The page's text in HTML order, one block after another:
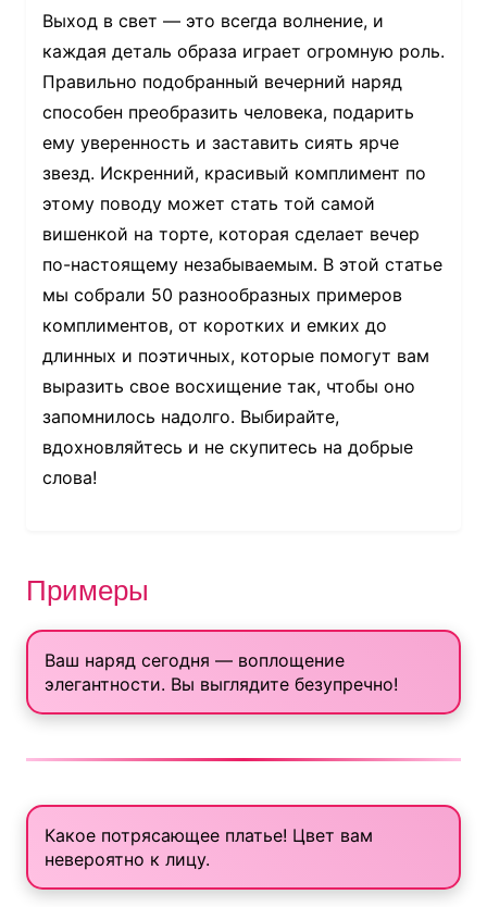
Выход в свет — это всегда волнение, и
каждая деталь образа играет огромную роль.
Правильно подобранный вечерний наряд
способен преобразить человека, подарить
ему уверенность и заставить сиять ярче
звезд. Искренний, красивый комплимент по
этому поводу может стать той самой
вишенкой на торте, которая сделает вечер
по-настоящему незабываемым. В этой статье
мы собрали 50 разнообразных примеров
комплиментов, от коротких и емких до
длинных и поэтичных, которые помогут вам
выразить свое восхищение так, чтобы оно
запомнилось надолго. Выбирайте,
вдохновляйтесь и не скупитесь на добрые
слова!
Примеры
Ваш наряд сегодня — воплощение
элегантности. Вы выглядите безупречно!
Какое потрясающее платье! Цвет вам
невероятно к лицу.